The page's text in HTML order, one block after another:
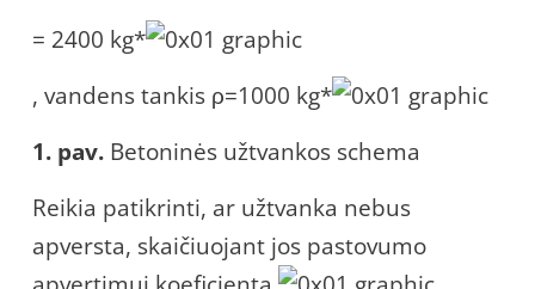
= 2400 kg*
, vandens tankis ρ=1000 kg*
1. pav. Betoninės užtvankos schema
Reikia patikrinti, ar užtvanka nebus
apversta, skaičiuojant jos pastovumo